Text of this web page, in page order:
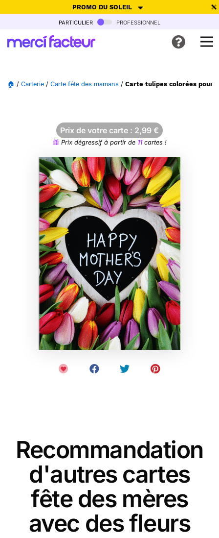
PROMO DU SOLEIL
-30% de réduction avec le code SUMMER26pour envoyer des
Ne plus afficher
particulier professionnel
🏠 / Carterie / Carte fête des mamans / Carte tulipes colorées pour
Prix de votre carte : 2,99 €
Prix dégressif à partir de 11cartes !
Recommandation
d'autres cartes
fête des mères
avec des fleurs